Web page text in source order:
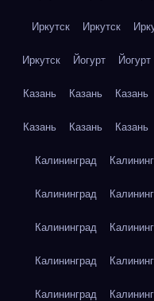
Иркутск Иркутск
Иркутск Йогурт Йогурт
Казань Казань Казань
Казань Казань Казань
Калининград
Калининград
Калининград
Калининград
Калининград